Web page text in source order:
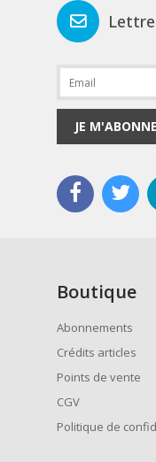
JE M'ABONNE
Boutique
Abonnements
Crédits articles
Points de vente
CGV
Politique de